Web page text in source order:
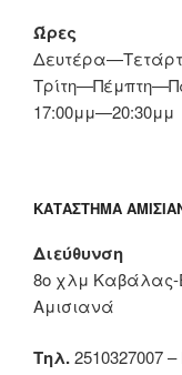
Ώρες
17:00μμ—20:30μμ
ΚΑΤΆΣΤΗΜΑ
Διεύθυνση
8ο χλμ Καβάλας-
Αμισιανά
Τηλ.2510327007 –